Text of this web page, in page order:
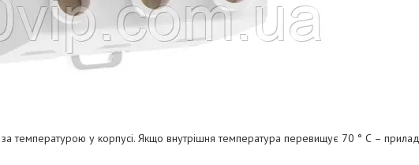
температурою у корпусі. Якщо внутрішня температура перевищує 70 ° С –